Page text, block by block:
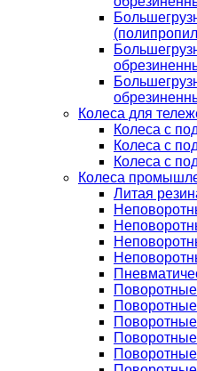
Колеса для
Колеса с
Колеса с
Колеса с
Колеса
Литая
Поворотные